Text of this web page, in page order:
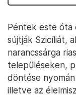
Péntek este óta
sújtják Szicíliát,
narancssárga
településeken,
döntése
illetve az